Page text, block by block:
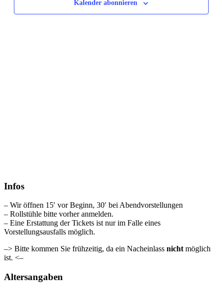
Kalender abonnieren
Infos
– Wir öffnen 15′ vor Beginn, 30′ bei Abendvorstellungen
– Rollstühle bitte vorher anmelden.
– Eine Erstattung der Tickets ist nur im Falle eines
Vorstellungsausfalls möglich.
–> Bitte kommen Sie frühzeitig, da ein Nacheinlass nicht möglich
ist. <–
Altersangaben